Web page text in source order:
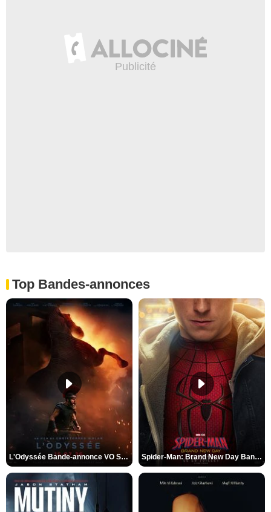
Top Bandes-annonces
L'Odyssée Bande-annonce VO STFR Spider-Man: Brand New Day Bande-annonce VO STFR